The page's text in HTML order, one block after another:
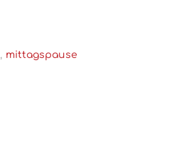
, mittagspause